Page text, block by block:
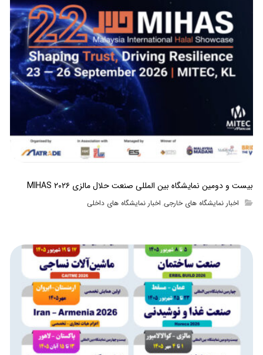
بیست و دومین نمایشگاه بین المللی صنعت حلال مالزی MIHAS ۲۰۲۶
اخبار نمایشگاه های خارجی, اخبار نمایشگاه های داخلی